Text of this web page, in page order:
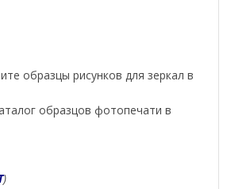
образцы рисунков для зеркал в
образцов фотопечати в
)